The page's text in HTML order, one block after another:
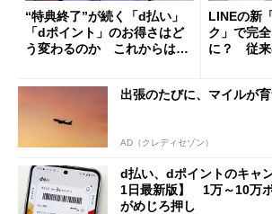
“特典終了”が続く「d払い」
「dポイント」のお得さはど
う変わるのか これからは
LINEの新
ク」で完
に？ 従来
出張のたびに、マイルが育
AD（クレディセゾン）
d払い、dポイントのキャ
1日最新版】 1万～10万
がめじろ押し